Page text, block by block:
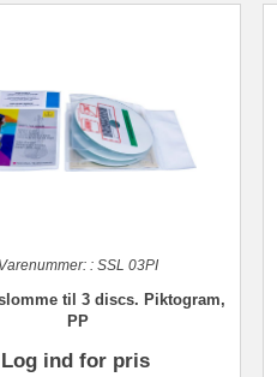
Varenummer: : SSL 03PI
til 3 discs. Piktogram,
PP
Log ind for pris